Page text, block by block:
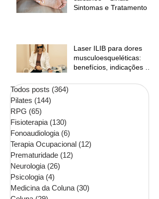
Sintomas e Tratamento
Laser ILIB para dores
musculoesqueléticas:
benefícios, indicações e
Todos posts (364)
Pilates (144)
RPG (65)
Fisioterapia (130)
Fonoaudiologia (6)
Terapia Ocupacional (12)
Prematuridade (12)
Neurologia (26)
Psicologia (4)
Medicina da Coluna (30)